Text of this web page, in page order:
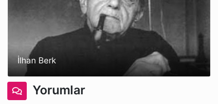
İlhan Berk
Yorumlar